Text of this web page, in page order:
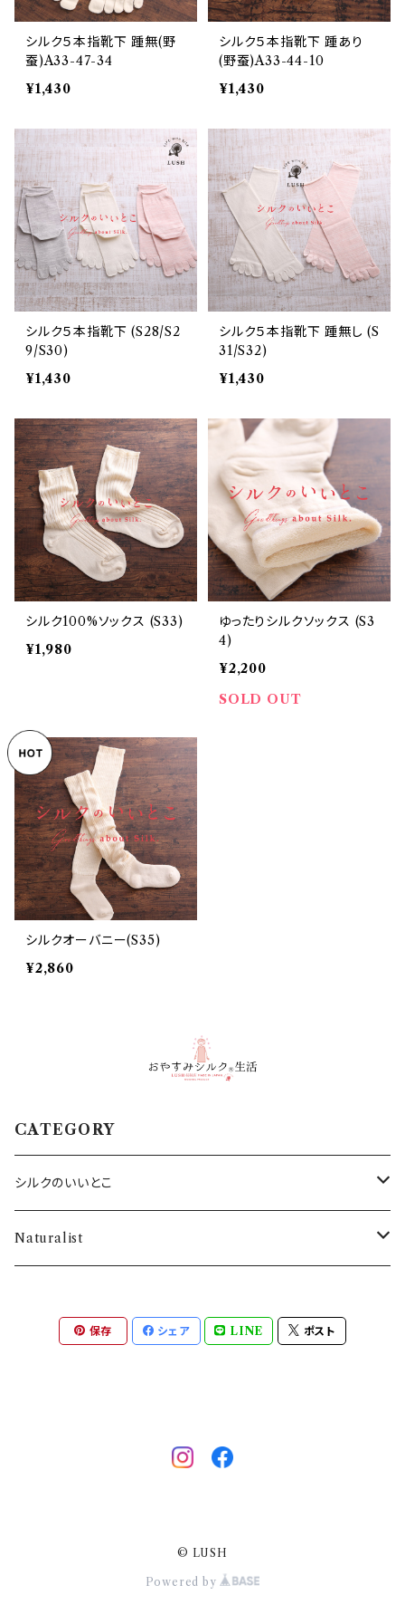
シルク５本指靴下 踵無(野
蚕)A33-47-34
¥1,430
シルク５本指靴下 踵あり
(野蚕)A33-44-10
¥1,430
シルク５本指靴下 (S28/S2
9/S30)
¥1,430
シルク５本指靴下 踵無し (S
31/S32)
¥1,430
シルク100%ソックス (S33)
¥1,980
ゆったりシルクソックス (S3
4)
¥2,200
SOLD OUT
シルクオーバニー(S35)
¥2,860
CATEGORY
シルクのいいとこ
・SILKシャツ
・SILK腹巻き
Naturalist
保存 シェア LINE ポスト
© LUSH
Powered by